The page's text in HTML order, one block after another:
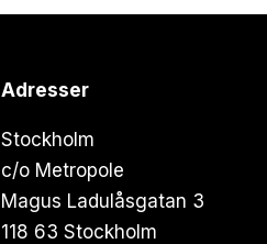
Adresser
Stockholm
c/o Metropole
Magus Ladulåsgatan 3
118 63 Stockholm